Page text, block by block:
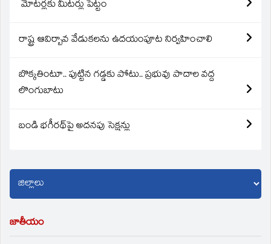
మోటర్లకు మీటర్లు పెట్టం
రాష్ట్ర ఆవిర్బావ వేడుకలను ఉదయంపూట నిర్వహించాలి
బొక్కతింటూ.. పుట్టిన గడ్డకు పోటు.. ప్రభువు పాదాల వద్ద
లొంగుబాటు
బండి భగీరథ్‌పై అదనపు సెక్షన్లు
జాతీయం